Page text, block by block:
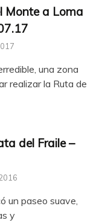
Monte a Loma
una zona
realizar la Ruta de
del Fraile –
un paseo suave,
y